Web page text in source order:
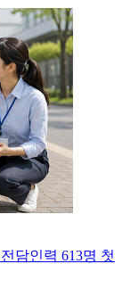
담인력 613명 첫